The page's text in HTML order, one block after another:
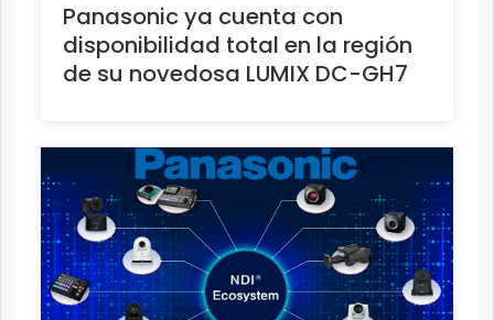
Panasonic ya cuenta con
disponibilidad total en la región
de su novedosa LUMIX DC-GH7